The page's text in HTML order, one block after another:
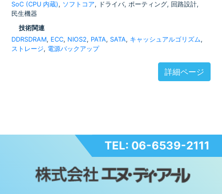
SoC (CPU 内蔵), ソフトコア, ドライバ, ポーティング, 回路設計,
民生機器
技術関連
DDRSDRAM, ECC, NIOS2, PATA, SATA, キャッシュアルゴリズム,
ストレージ, 電源バックアップ
詳細ページ
TEL: 06-6539-2111